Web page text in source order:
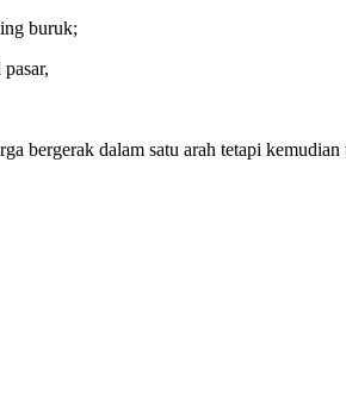
buruk;
bergerak dalam satu arah tetapi